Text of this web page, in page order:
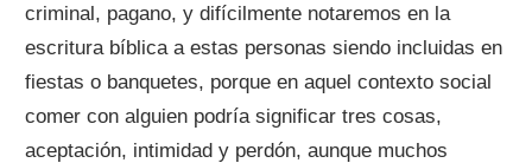
criminal, pagano, y difícilmente notaremos en la
escritura bíblica a estas personas siendo incluidas en
fiestas o banquetes, porque en aquel contexto social
comer con alguien podría significar tres cosas,
aceptación, intimidad y perdón, aunque muchos